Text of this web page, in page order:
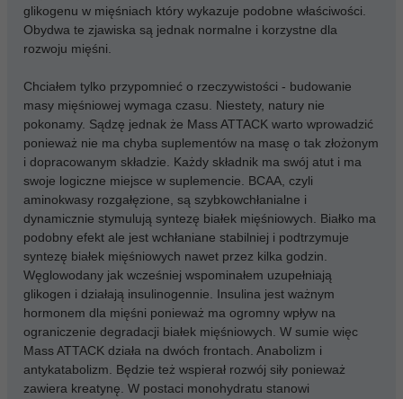
glikogenu w mięśniach który wykazuje podobne właściwości.
Obydwa te zjawiska są jednak normalne i korzystne dla
rozwoju mięśni.
Chciałem tylko przypomnieć o rzeczywistości - budowanie
masy mięśniowej wymaga czasu. Niestety, natury nie
pokonamy. Sądzę jednak że Mass ATTACK warto wprowadzić
ponieważ nie ma chyba suplementów na masę o tak złożonym
i dopracowanym składzie. Każdy składnik ma swój atut i ma
swoje logiczne miejsce w suplemencie. BCAA, czyli
aminokwasy rozgałęzione, są szybkowchłanialne i
dynamicznie stymulują syntezę białek mięśniowych. Białko ma
podobny efekt ale jest wchłaniane stabilniej i podtrzymuje
syntezę białek mięśniowych nawet przez kilka godzin.
Węglowodany jak wcześniej wspominałem uzupełniają
glikogen i działają insulinogennie. Insulina jest ważnym
hormonem dla mięśni ponieważ ma ogromny wpływ na
ograniczenie degradacji białek mięśniowych. W sumie więc
Mass ATTACK działa na dwóch frontach. Anabolizm i
antykatabolizm. Będzie też wspierał rozwój siły ponieważ
zawiera kreatynę. W postaci monohydratu stanowi